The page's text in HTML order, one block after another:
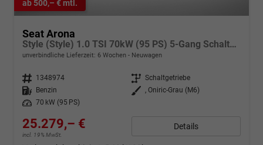
ab 500,– € mtl.
Seat Arona
Style (Style) 1.0 TSI 70kW (95 PS) 5-Gang Schaltgetriebe
unverbindliche Lieferzeit: 6 Wochen Neuwagen
Fahrzeugnr. 1348974 Getriebe Schaltgetriebe
Kraftstoff
Benzin Außenfarbe
, Oniric-Grau (M6)
Leistung
70 kW (95 PS)
25.279,– €
incl. 19% MwSt.
Details